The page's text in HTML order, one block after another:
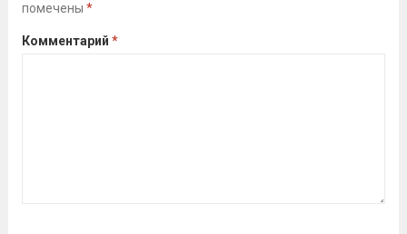
выполнении нормативов ВФСК ГТО️⁣⁣⠀Те,
помечены *
Комментарий *